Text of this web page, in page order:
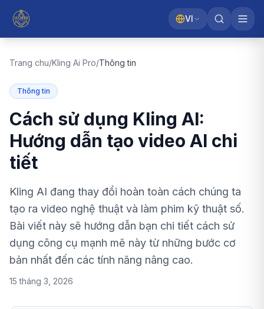
VI
Trang chu/Kling Ai Pro/Thông tin
Thông tin
Cách sử dụng Kling AI:
Hướng dẫn tạo video AI chi
tiết
Kling AI đang thay đổi hoàn toàn cách chúng ta
tạo ra video nghệ thuật và làm phim kỹ thuật số.
Bài viết này sẽ hướng dẫn bạn chi tiết cách sử
dụng công cụ mạnh mẽ này từ những bước cơ
bản nhất đến các tính năng nâng cao.
15 tháng 3, 2026